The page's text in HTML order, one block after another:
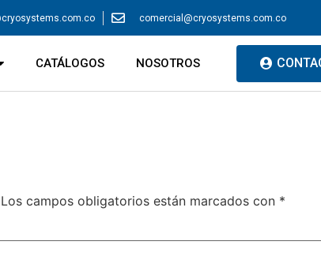
comercial@cryosystems.com.co
CATÁLOGOS NOSOTROS
Los campos obligatorios están marcados con *